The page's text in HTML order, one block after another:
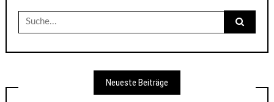
Suche
nach:
Neueste Beiträge